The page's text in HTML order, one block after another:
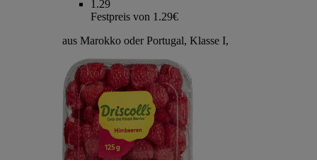
1.29
Festpreis von 1.29€
aus Marokko oder Portugal, Klasse I,